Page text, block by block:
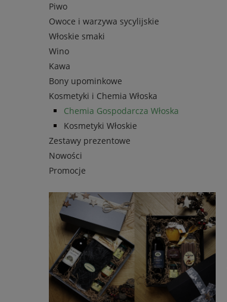
Piwo
Owoce i warzywa sycylijskie
Włoskie smaki
Wino
Kawa
Bony upominkowe
Kosmetyki i Chemia Włoska
Chemia Gospodarcza Włoska
Kosmetyki Włoskie
Zestawy prezentowe
Nowości
Promocje